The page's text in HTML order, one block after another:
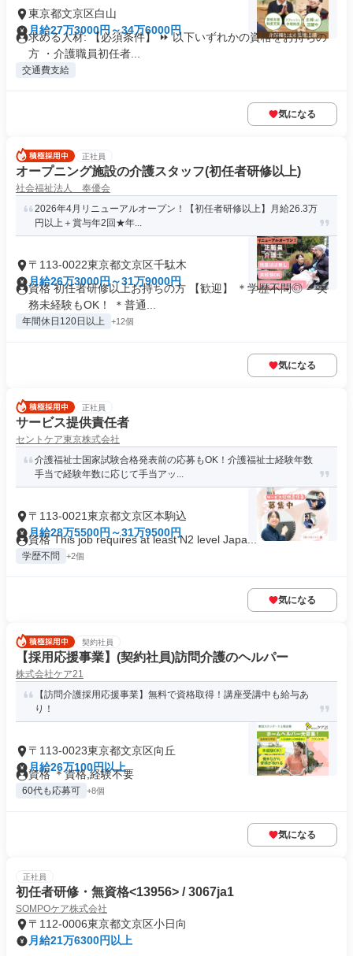
東京都文京区白山
月給27万3000円～34万6000円
求める人材: 【必須条件】 ⏩ 以下いずれかの資格をお持ちの
方 ・介護職員初任者...
交通費支給
気になる
正社員
オープニング施設の介護スタッフ(初任者研修以上)
社会福祉法人 奉優会
2026年4月リニューアルオープン！【初任者研修以上】月給26.3万
円以上＋賞与年2回★年...
〒113-0022東京都文京区千駄木
月給26万3000円～31万9000円
資格 初任者研修以上お持ちの方 【歓迎】 ＊学歴不問◎ ＊実
務未経験もOK！ ＊普通...
年間休日120日以上 +12個
気になる
正社員
サービス提供責任者
セントケア東京株式会社
介護福祉士国家試験合格発表前の応募もOK！介護福祉士経験年数
手当で経験年数に応じて手当アッ...
〒113-0021東京都文京区本駒込
月給28万5500円～31万9500円
資格 This job requires at least N2 level Japa...
学歴不問 +2個
気になる
契約社員
【採用応援事業】(契約社員)訪問介護のヘルパー
株式会社ケア21
【訪問介護採用応援事業】無料で資格取得！講座受講中も給与あ
り！
〒113-0023東京都文京区向丘
月給26万100円以上
資格 ＊資格,経験不要
60代も応募可 +8個
気になる
正社員
初任者研修・無資格<13956> / 3067ja1
SOMPOケア株式会社
〒112-0006東京都文京区小日向
月給21万6300円以上